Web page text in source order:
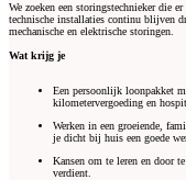
We zoeken een storingstechnieker die
technische installaties continu blijven
mechanische en elektrische storingen.
Wat krijg je
Een persoonlijk loonpakket
kilometervergoeding en
Werken in een groeiende,
je dicht bij huis een goede
Kansen om te leren en door
verdient.